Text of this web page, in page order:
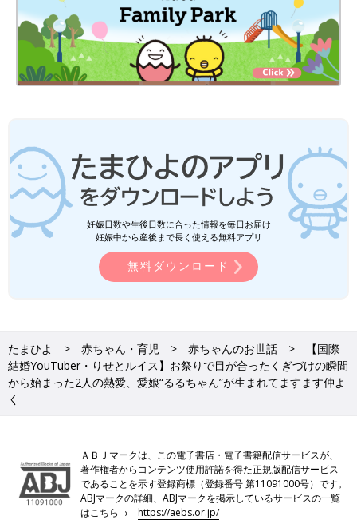
妊娠日数や生後日数に合った情報を毎日お届け
妊娠中から産後まで長く使える無料アプリ
無料ダウンロード
たまひよ 赤ちゃん・育児 赤ちゃんのお世話
【国際
結婚YouTuber・りせとルイス】お祭りで目が合ったくぎづけの瞬間
から始まった2人の熱愛、愛娘“るるちゃん”が生まれてますます仲よ
く
ＡＢＪマークは、この電子書店・電子書籍配信サービスが、
著作権者からコンテンツ使用許諾を得た正規版配信サービス
であることを示す登録商標（登録番号 第11091000号）です。
ABJマークの詳細、ABJマークを掲示しているサービスの一覧
はこちら→https://aebs.or.jp/